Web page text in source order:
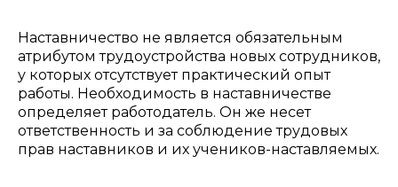
Наставничество не является обязательным
атрибутом трудоустройства новых сотрудников,
у которых отсутствует практический опыт
работы. Необходимость в наставничестве
определяет работодатель. Он же несет
ответственность и за соблюдение трудовых
прав наставников и их учеников-наставляемых.